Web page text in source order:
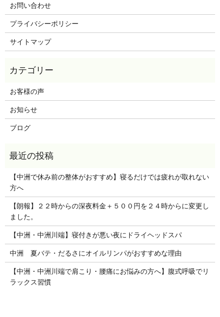
お問い合わせ
プライバシーポリシー
サイトマップ
お客様の声
お知らせ
ブログ
【中洲で休み前の整体がおすすめ】寝るだけでは疲れが取れない
方へ
【朗報】２２時からの深夜料金＋５００円を２４時からに変更し
ました。
【中洲・中洲川端】寝付きが悪い夜にドライヘッドスパ
中洲 夏バテ・だるさにオイルリンパがおすすめな理由
【中洲・中洲川端で肩こり・腰痛にお悩みの方へ】腹式呼吸でリ
ラックス習慣